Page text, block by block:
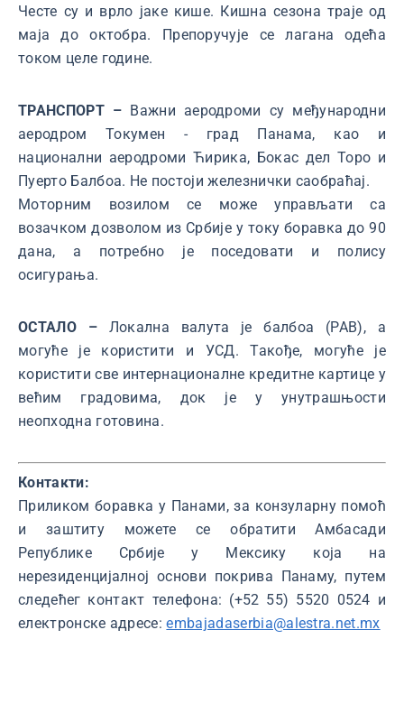
Честе су и врло јаке кише. Кишна сезона траје од
маја до октобра. Препоручује се лагана одећа
током целе године.
ТРАНСПОРТ – Важни аеродроми су међународни
аеродром Токумен - град Панама, као и
национални аеродроми Ћирика, Бокас дел Торо и
Пуерто Балбоа. Не постоји железнички саобраћај.
Моторним возилом се може управљати са
возачком дозволом из Србије у току боравка до 90
дана, а потребно је поседовати и полису
осигурања.
ОСТАЛО –Локална валута је балбоа (PAB), а
могуће је користити и УСД. Такође, могуће је
користити све интернационалне кредитне картице у
већим градовима, док је у унутрашњости
неопходна готовина.
Контакти:
Приликом боравка у Панами, за конзуларну помоћ
и заштиту можете се обратити Амбасади
Републике Србије у Мексику која на
нерезиденцијалној основи покрива Панаму, путем
следећег контакт телефона: (+52 55) 5520 0524 и
електронске адресе:embajadaserbia@alestra.net.mx